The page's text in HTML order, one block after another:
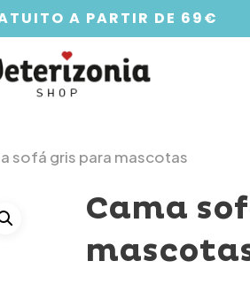
A PARTIR DE 69€
sofá gris para mascotas
Cama